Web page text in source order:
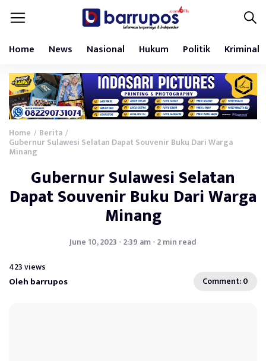
Home News Nasional Hukum Politik Kriminal
Home / Berita /
Gubernur Sulawesi Selatan Dapat Souvenir Buku Dari Warga
Minang
Gubernur Sulawesi Selatan
Dapat Souvenir Buku Dari Warga
Minang
June 10, 2023 - 2:39 am - 2 min read
423 views
Oleh barrupos Comment: 0